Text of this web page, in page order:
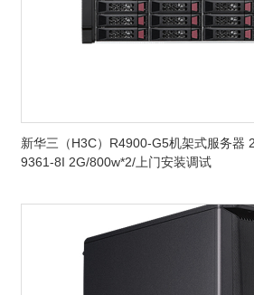
新华三（H3C）R4900-G5机架式服务器
9361-8I 2G/800w*2/上门安装调试